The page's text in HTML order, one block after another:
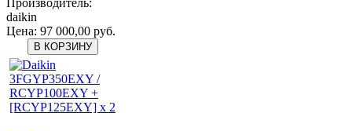
daikin
Цена: 97 000,00 руб.